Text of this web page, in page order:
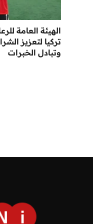
الهيئة العامة
تركيا لتعزيز
وتبادل الخبرات